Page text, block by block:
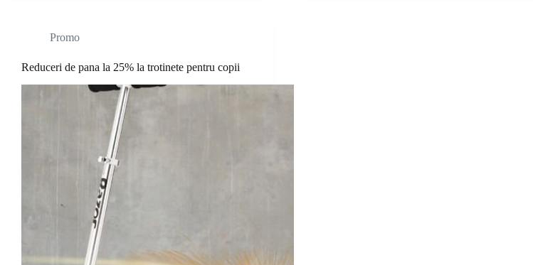
Promo
Reduceri de pana la 25% la trotinete pentru copii